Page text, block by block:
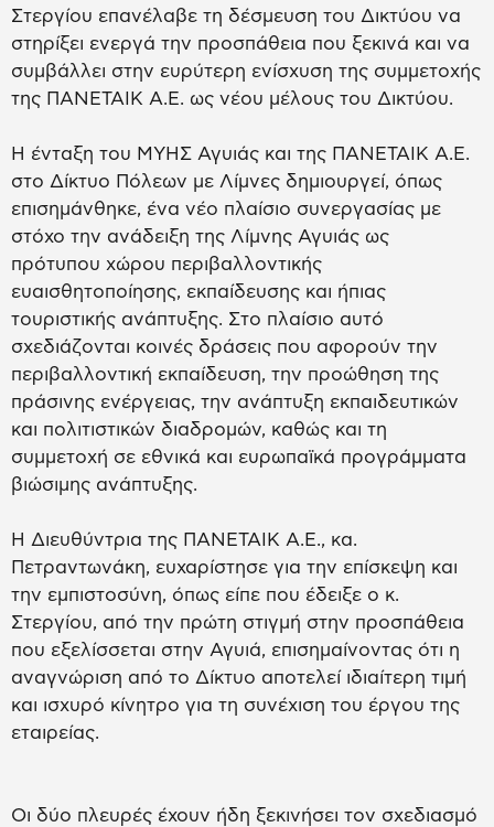
Στεργίου επανέλαβε τη δέσμευση του Δικτύου να
στηρίξει ενεργά την προσπάθεια που ξεκινά και να
συμβάλλει στην ευρύτερη ενίσχυση της συμμετοχής
της ΠΑΝΕΤΑΙΚ Α.Ε. ως νέου μέλους του Δικτύου.
Η ένταξη του ΜΥΗΣ Αγυιάς και της ΠΑΝΕΤΑΙΚ Α.Ε.
στο Δίκτυο Πόλεων με Λίμνες δημιουργεί, όπως
επισημάνθηκε, ένα νέο πλαίσιο συνεργασίας με
στόχο την ανάδειξη της Λίμνης Αγυιάς ως
πρότυπου χώρου περιβαλλοντικής
ευαισθητοποίησης, εκπαίδευσης και ήπιας
τουριστικής ανάπτυξης. Στο πλαίσιο αυτό
σχεδιάζονται κοινές δράσεις που αφορούν την
περιβαλλοντική εκπαίδευση, την προώθηση της
πράσινης ενέργειας, την ανάπτυξη εκπαιδευτικών
και πολιτιστικών διαδρομών, καθώς και τη
συμμετοχή σε εθνικά και ευρωπαϊκά προγράμματα
βιώσιμης ανάπτυξης.
Η Διευθύντρια της ΠΑΝΕΤΑΙΚ Α.Ε., κα.
Πετραντωνάκη, ευχαρίστησε για την επίσκεψη και
την εμπιστοσύνη, όπως είπε που έδειξε ο κ.
Στεργίου, από την πρώτη στιγμή στην προσπάθεια
που εξελίσσεται στην Αγυιά, επισημαίνοντας ότι η
αναγνώριση από το Δίκτυο αποτελεί ιδιαίτερη τιμή
και ισχυρό κίνητρο για τη συνέχιση του έργου της
εταιρείας.
Οι δύο πλευρές έχουν ήδη ξεκινήσει τον σχεδιασμό